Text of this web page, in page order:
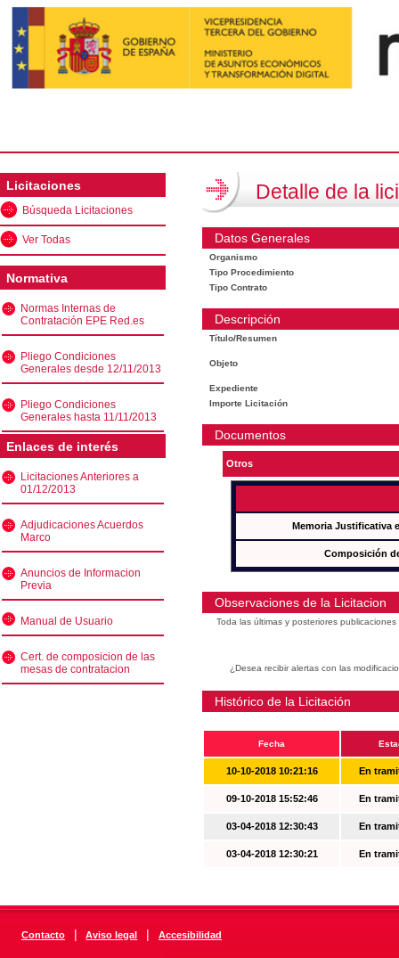
Licitaciones
Búsqueda Licitaciones
Ver Todas
Normativa
Normas Internas de
Contratación EPE Red.es
Pliego Condiciones
Generales desde 12/11/2013
Pliego Condiciones
Generales hasta 11/11/2013
Enlaces de interés
Licitaciones Anteriores a
01/12/2013
Adjudicaciones Acuerdos
Marco
Anuncios de Informacion
Previa
Manual de Usuario
Cert. de composicion de las
mesas de contratacion
Detalle de la
Datos Generales
Organismo
Tipo Procedimiento
Tipo Contrato
Descripción
Título/Resumen
Objeto
Expediente
Importe Licitación
Documentos
Otros
Memoria Justificativa
Composición
Observaciones de la Licitacion
Toda las últimas y posteriores
¿Desea recibir alertas con las
Histórico de la Licitación
Fecha
10-10-2018 10:21:16 En
09-10-2018 15:52:46 En
03-04-2018 12:30:43 En
03-04-2018 12:30:21 En
Contacto | Aviso legal | Accesibilidad